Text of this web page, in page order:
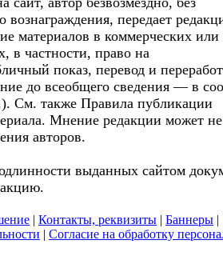
вознаграждения, передает
материалов в коммерческих или
в частности, право на
показ, перевод и
до всеобщего сведения — в
См. также Правила публикации
Мнение редакции может не
авторов.
выданных сайтом
| Контакты, реквизиты | Баннеры |
| Согласие на обработку